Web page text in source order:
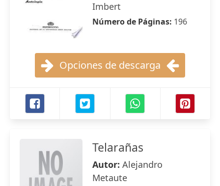
Imbert
Número de Páginas: 196
Opciones de descarga
Telarañas
Autor: Alejandro
Metaute